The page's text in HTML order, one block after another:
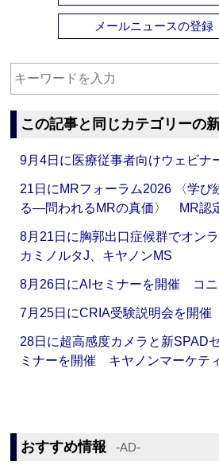
メールニュースの登録
この記事と同じカテゴリーの
9月4日に医療従事者向けウェビ
21日にMRフォーラム2026 〈学び
る―問われるMRの真価〉 MR認
8月21日に胸郭出口症候群でオン
カミノルタJ、キヤノンMS
8月26日にAIセミナーを開催 コ
7月25日にCRIA受験説明会を開
28日に超高感度カメラと新SPAD
ミナーを開催 キヤノンマーケテ
おすすめ情報 ‐AD‐